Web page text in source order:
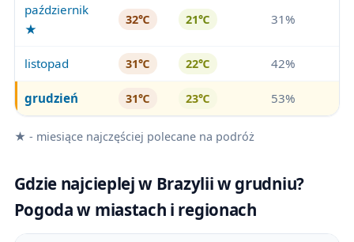
październik
★
32℃ 21℃ 31%
listopad 31℃ 22℃ 42%
grudzień 31℃ 23℃ 53%
★ - miesiące najczęściej polecane na podróż
Gdzie najcieplej w Brazylii w grudniu?
Pogoda w miastach i regionach